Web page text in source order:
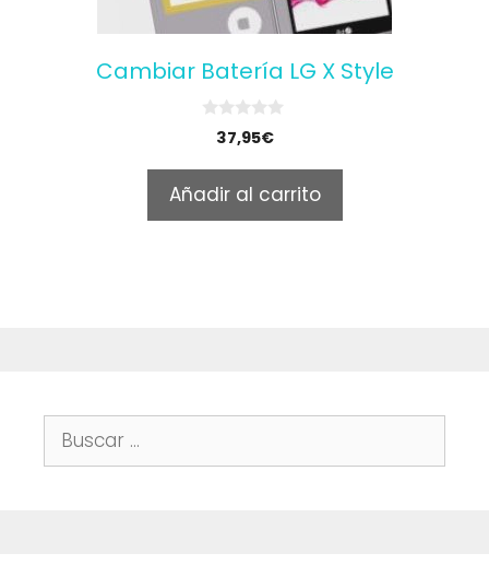
Cambiar Batería LG X Style
o
f
5
37,95€
Añadir al carrito
Buscar: